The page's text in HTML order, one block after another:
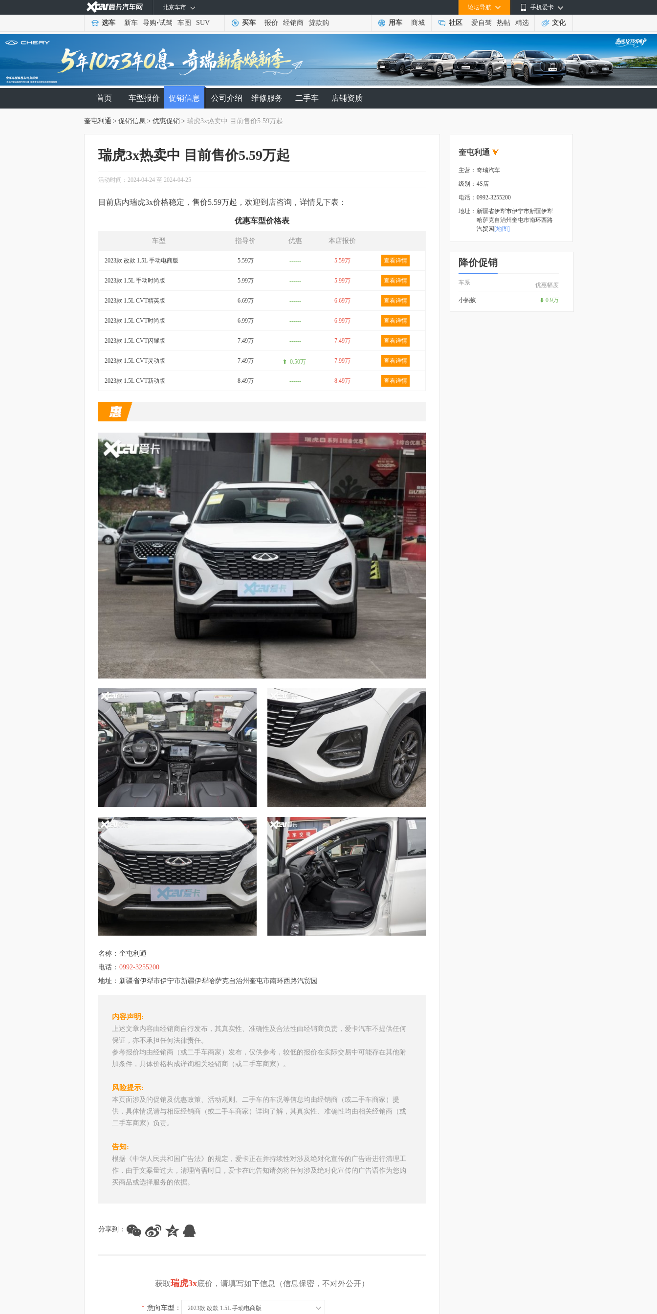
手机爱卡
论坛导航
北京车市
选车 新车 导购•试驾 车图 SUV 买车 报价 经销商 贷款购 用车 商城 社区 爱自驾 热帖 精选 文化
首页 车型报价 促销信息 公司介绍 维修服务 二手车 店铺资质
奎屯利通 > 促销信息 > 优惠促销 > 瑞虎3x热卖中 目前售价5.59万起
瑞虎3x热卖中 目前售价5.59万起
活动时间：2024-04-24 至 2024-04-25
目前店内瑞虎3x价格稳定，售价5.59万起，欢迎到店咨询，详情见下表：
优惠车型价格表
车型 指导价 优惠 本店报价
2023款 改款 1.5L 手动电商版 5.59万 ------ 5.59万 查看详情
2023款 1.5L 手动时尚版 5.99万 ------ 5.99万 查看详情
2023款 1.5L CVT精英版 6.69万 ------ 6.69万 查看详情
2023款 1.5L CVT时尚版 6.99万 ------ 6.99万 查看详情
2023款 1.5L CVT闪耀版 7.49万 ------ 7.49万 查看详情
2023款 1.5L CVT灵动版 7.49万 0.50万 7.99万 查看详情
2023款 1.5L CVT新动版 8.49万 ------ 8.49万 查看详情
名称： 奎屯利通
电话： 0992-3255200
地址： 新疆省伊犁市伊宁市新疆伊犁哈萨克自治州奎屯市南环西路汽贸园
内容声明:
上述文章内容由经销商自行发布，其真实性、准确性及合法性由经销商负责，爱卡汽车不提供任何
保证，亦不承担任何法律责任。
参考报价均由经销商（或二手车商家）发布，仅供参考，较低的报价在实际交易中可能存在其他附
加条件，具体价格构成详询相关经销商（或二手车商家）。
风险提示:
本页面涉及的促销及优惠政策、活动规则、二手车的车况等信息均由经销商（或二手车商家）提
供，具体情况请与相应经销商（或二手车商家）详询了解，其真实性、准确性均由相关经销商（或
二手车商家）负责。
告知:
根据《中华人民共和国广告法》的规定，爱卡正在并持续性对涉及绝对化宣传的广告语进行清理工
作，由于文案量过大，清理尚需时日，爱卡在此告知请勿将任何涉及绝对化宣传的广告语作为您购
买商品或选择服务的依据。
分享到：
获取瑞虎3x底价，请填写如下信息（信息保密，不对外公开）
* 意向车型： 2023款 改款 1.5L 手动电商版
奎屯利通
主营： 奇瑞汽车
级别： 4S店
电话： 0992-3255200
地址： 新疆省伊犁市伊宁市新疆伊犁
哈萨克自治州奎屯市南环西路
汽贸园 [地图]
降价促销
车系 优惠幅度
小蚂蚁 0.9万